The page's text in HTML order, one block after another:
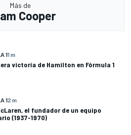
Más de
Cooper
11 m
victoria de Hamilton en Fórmula 1
12 m
el fundador de un equipo
(1937-1970)